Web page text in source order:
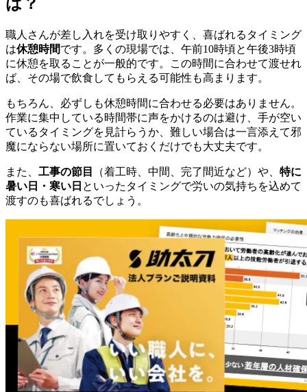
職人さんが差し入れを受け取りやすく、喜ばれるタイミング
は休憩時間です。多くの現場では、午前10時頃と午後3時頃
に休憩を取ることが一般的です。この時間に合わせて渡せれ
ば、その場で飲食してもらえる可能性も高まります。
もちろん、必ずしも休憩時間に合わせる必要はありません。
作業に集中している時間帯に声をかけるのは避け、手が空い
ているタイミングを見計らうか、難しい場合は一言添えて邪
魔にならない場所に置いておくだけでも大丈夫です。
また、 工事の節目 （着工時、中間、完了間近など）や、 特に
暑い日・寒い日 といったタイミングで労いの気持ちを込めて
渡すのも喜ばれるでしょう。